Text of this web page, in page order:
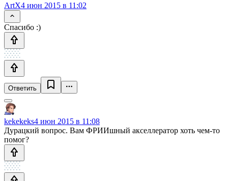
ArtX4 июн 2015 в 11:02
Спасибо :)
Ответить
kekekeks4 июн 2015 в 11:08
Дурацкий вопрос. Вам ФРИИшный акселлератор хоть чем-то
помог?